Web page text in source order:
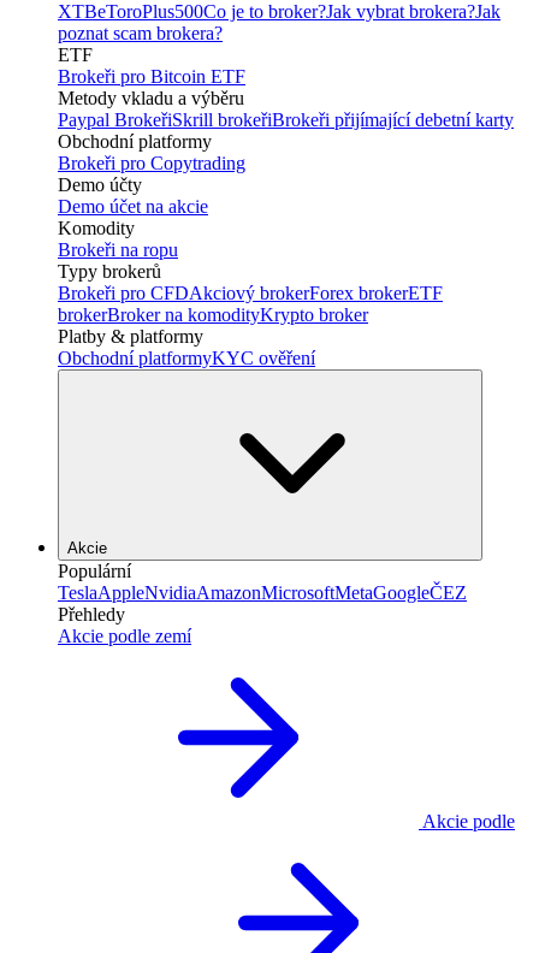
XTBeToroPlus500Co je to broker?Jak vybrat brokera?Jak
poznat scam brokera?
ETF
Brokeři pro Bitcoin ETF
Metody vkladu a výběru
Paypal BrokeřiSkrill brokeřiBrokeři přijímající debetní karty
Obchodní platformy
Brokeři pro Copytrading
Demo účty
Demo účet na akcie
Komodity
Brokeři na ropu
Typy brokerů
Brokeři pro CFDAkciový brokerForex brokerETF
brokerBroker na komodityKrypto broker
Platby & platformy
Obchodní platformyKYC ověření
Akcie
Populární
TeslaAppleNvidiaAmazonMicrosoftMetaGoogleČEZ
Přehledy
Akcie podle zemí
Akcie podle